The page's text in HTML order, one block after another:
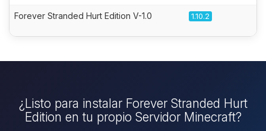
Forever Stranded Hurt Edition V-1.0 1.10.2
¿Listo para instalar Forever Stranded Hurt
Edition en tu propio Servidor Minecraft?